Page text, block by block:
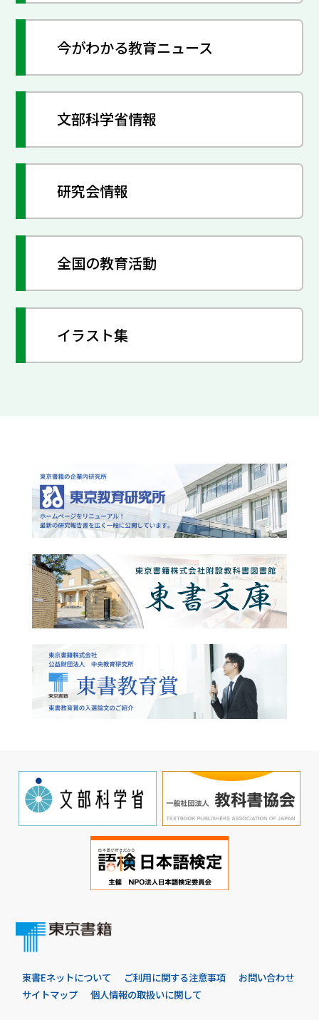
今がわかる教育ニュース
文部科学省情報
研究会情報
全国の教育活動
イラスト集
東書Eネットについて ご利用に関する注意事項
お問い合わせ
サイトマップ
個人情報の取扱いに関して